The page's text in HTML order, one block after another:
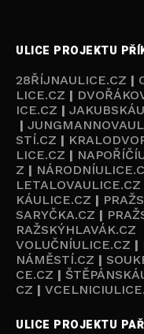
ULICE PROJEKTU
28ŘÍJNAULICE.CZ |
LICE.CZ |
ICE.CZ |
|
STÍ.CZ |
LICE.CZ |
Z |
LETALOVAULICE.CZ
KÁULICE.CZ |
SARYČKA.CZ |
RAŽSKÝHLAVÁK.CZ
VOLUČNÍULICE.CZ |
NÁMĚSTÍ.CZ |
CE.CZ |
CZ |
ULICE PROJEKTU